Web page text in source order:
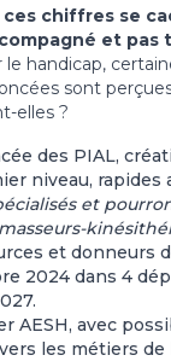
chiffres se
et
handicap,
sont
elles ?
des PIAL,
niveau,
et
et donneurs
2024 dans 4
AESH, avec
les métiers